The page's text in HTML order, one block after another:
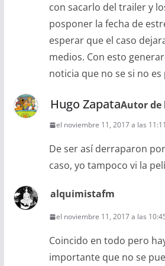
con sacarlo del trailer y
posponer la fecha de
esperar que el caso
medios. Con esto
noticia que no se si no es
Hugo ZapataAutor de
el noviembre 11, 2017 a las
De ser así derraparon
caso, yo tampoco vi la
alquimistafm
el noviembre 11, 2017 a las
Coincido en todo pero
importante que no se